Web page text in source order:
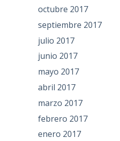
octubre 2017
septiembre 2017
julio 2017
junio 2017
mayo 2017
abril 2017
marzo 2017
febrero 2017
enero 2017